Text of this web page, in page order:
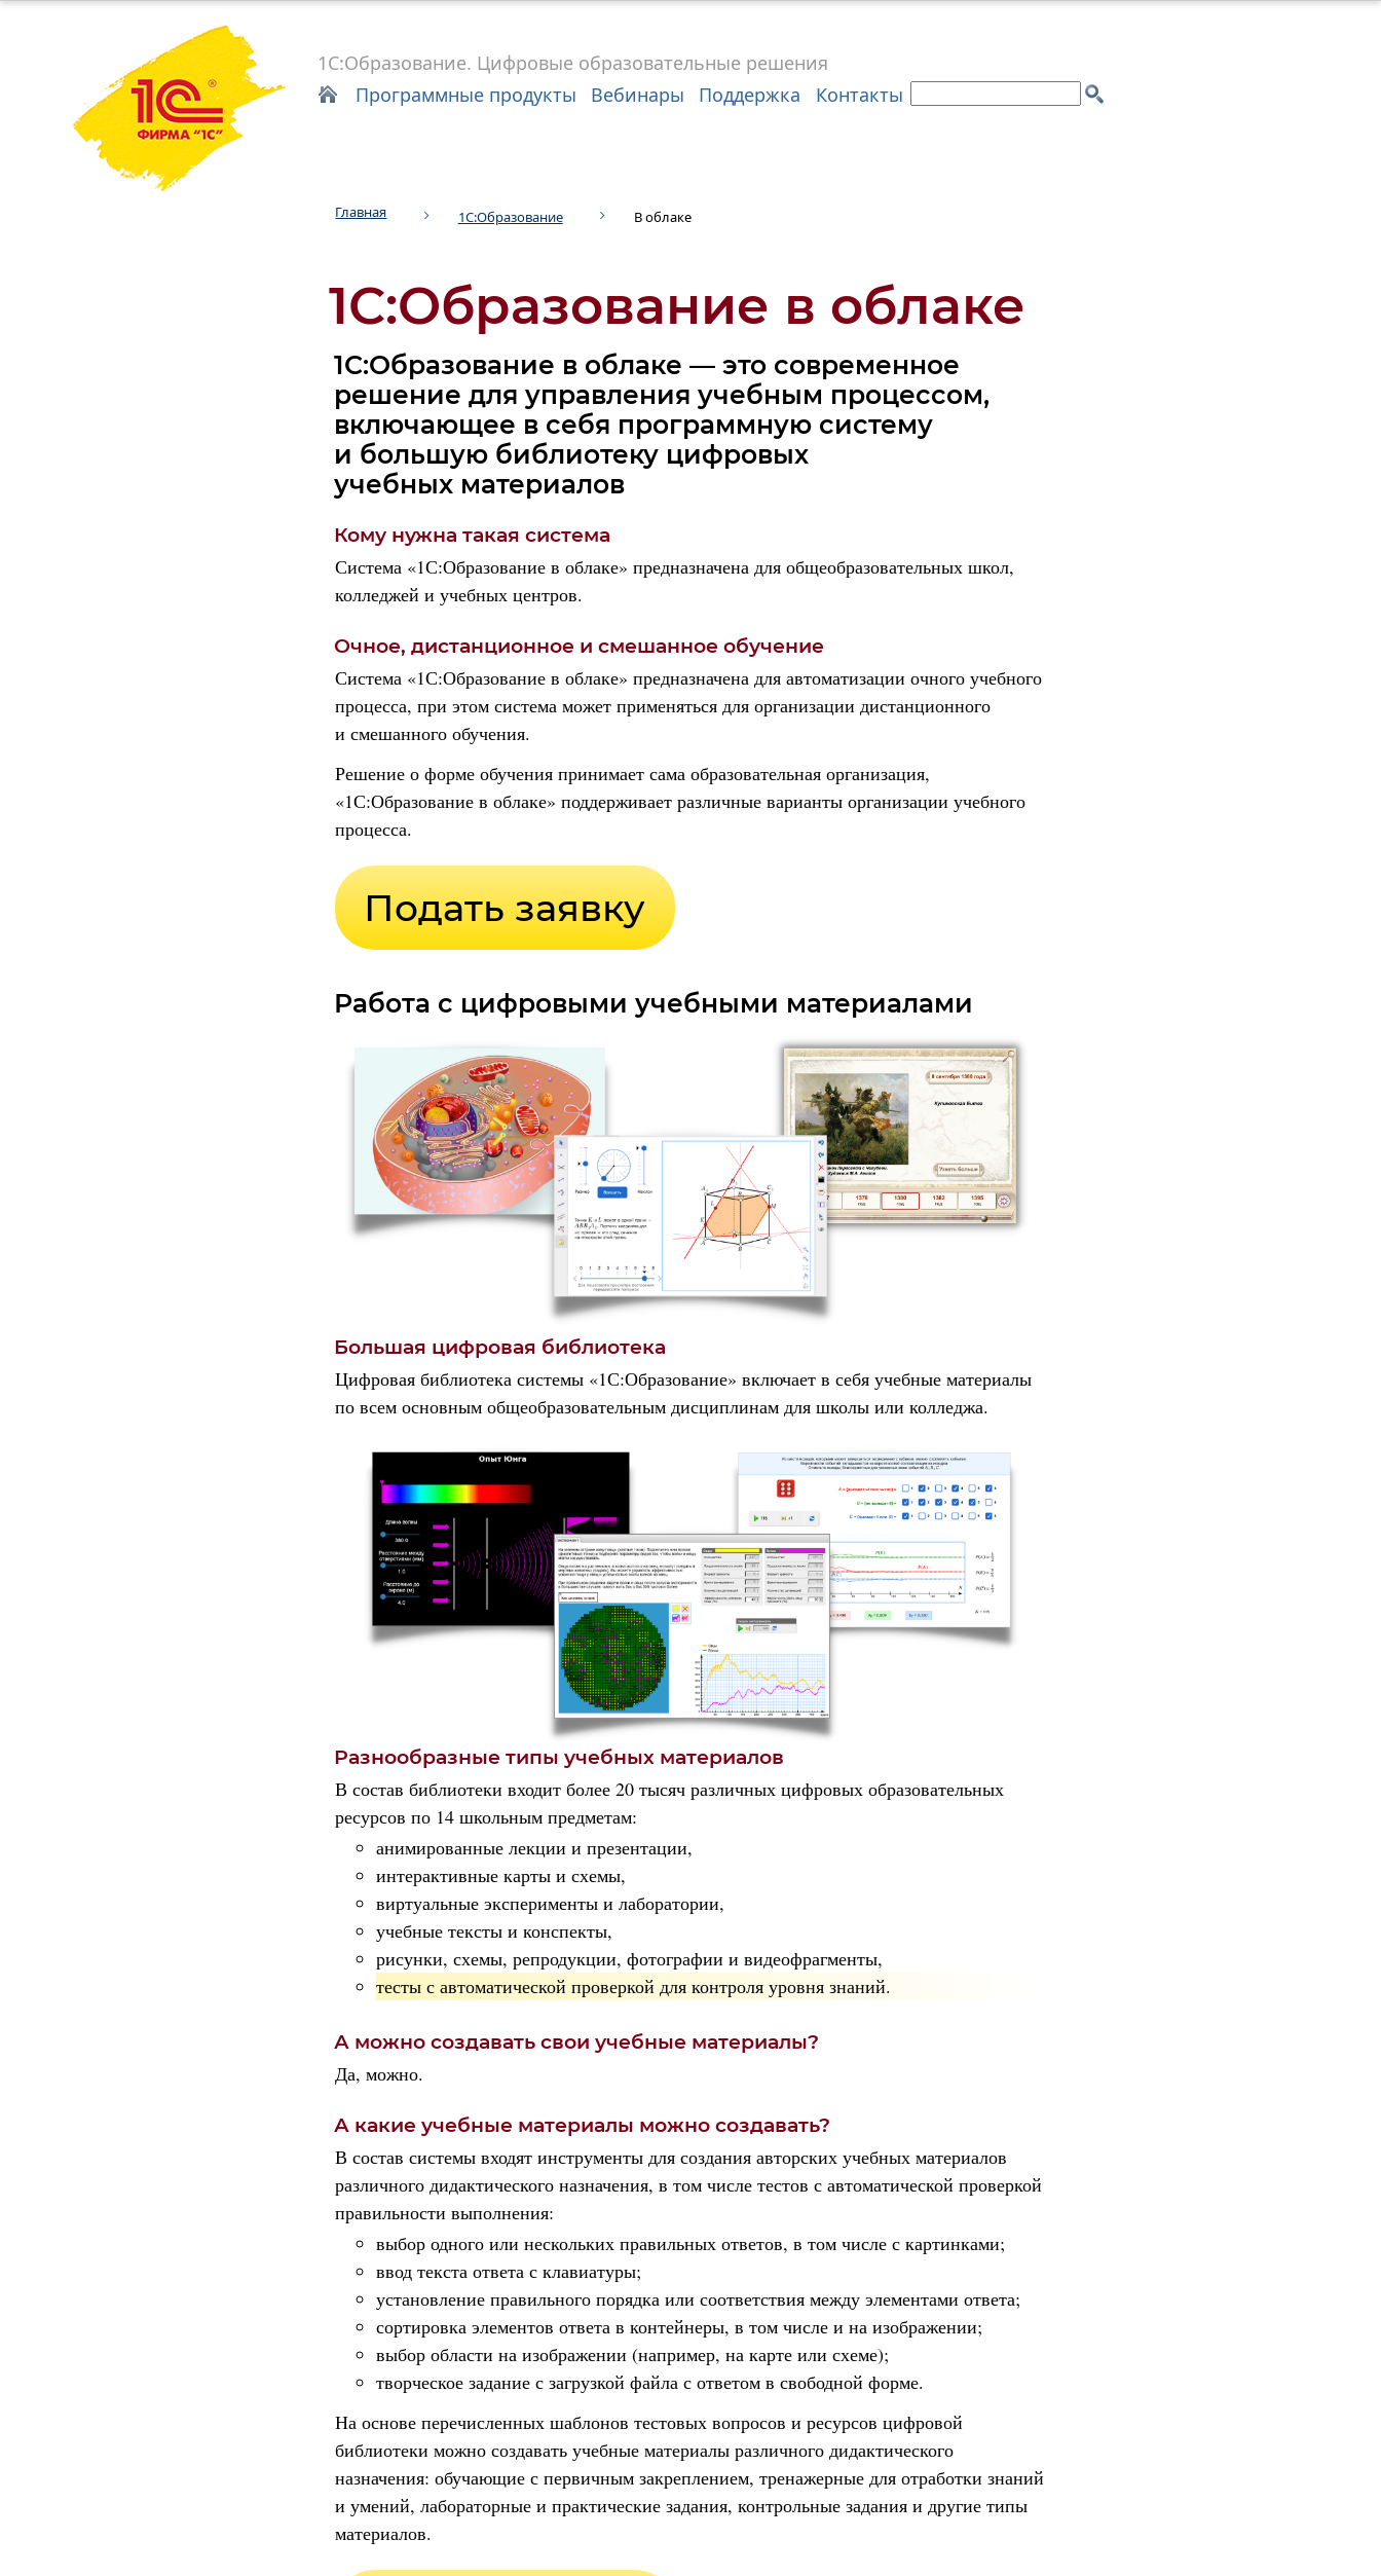
1С:Образование. Цифровые образовательные решения
Программные продукты
Вебинары Поддержка Контакты
Главная 1С:Образование В облаке
1С:Образование в облаке
1С:Образование в облаке — это современное
решение для управления учебным процессом,
включающее в себя программную систему
и большую библиотеку цифровых
учебных материалов
Кому нужна такая система
Система «1С:Образование в облаке» предназначена для общеобразовательных школ,
колледжей и учебных центров.
Очное, дистанционное и смешанное обучение
Система «1С:Образование в облаке» предназначена для автоматизации очного учебного
процесса, при этомсистема может применяться для организации дистанционного
и смешанного обучения.
Решение о форме обучения принимает сама образовательная организация,
«1С:Образование в облаке» поддерживает различные варианты организации учебного
процесса.
Работа с цифровыми учебными материалами
Большая цифровая библиотека
Цифровая библиотека системы «1С:Образование» включает в себя учебные материалы
по всем основным общеобразовательным дисциплинам для школы или колледжа.
Разнообразные типы учебных материалов
В состав библиотеки входит более 20 тысяч различных цифровых образовательных
ресурсов по 14 школьным предметам:
анимированные лекции и презентации,
интерактивные карты и схемы,
виртуальные эксперименты и лаборатории,
учебные тексты и конспекты,
рисунки, схемы, репродукции, фотографии и видеофрагменты,
тесты с автоматической проверкой для контроля уровня знаний.
А можно создавать свои учебные материалы?
Да, можно.
А какие учебные материалы можно создавать?
В состав системы входят инструменты для создания авторских учебных материалов
различного дидактического назначения, в том числе тестов с автоматической проверкой
правильности выполнения:
выбор одного или нескольких правильных ответов, в том числе с картинками;
ввод текста ответа с клавиатуры;
установление правильного порядка или соответствия между элементами ответа;
сортировка элементов ответа в контейнеры, в том числе и на изображении;
выбор области на изображении (например, на карте или схеме);
творческое задание с загрузкой файла с ответом в свободной форме.
На основе перечисленных шаблонов тестовых вопросов и ресурсов цифровой
библиотеки можно создавать учебные материалы различного дидактического
назначения: обучающие с первичным закреплением, тренажерные для отработки знаний
и умений, лабораторные и практические задания, контрольные задания и другие типы
материалов.